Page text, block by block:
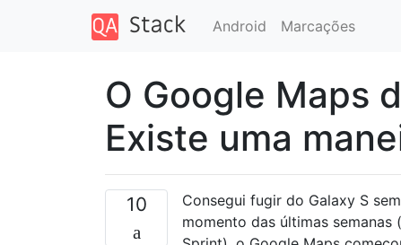
Android Marcações
O Google Maps
Existe uma
10
Consegui fugir do Galaxy S
momento das últimas